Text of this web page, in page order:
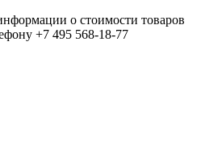
о стоимости товаров
+7 495 568-18-77